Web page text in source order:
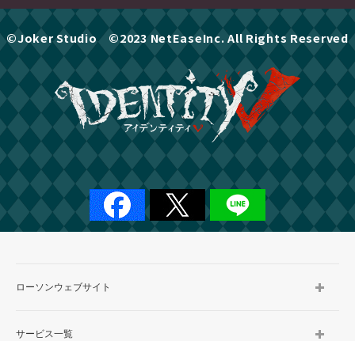
©Joker Studio ©2023 NetEaseInc. All Rights Reserved
ローソンウェブサイト
サービス一覧